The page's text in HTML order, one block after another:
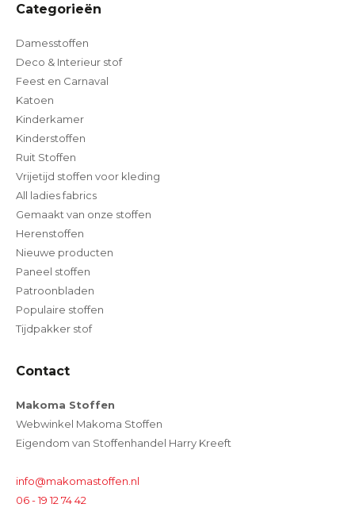
Categorieën
Damesstoffen
Deco & Interieur stof
Feest en Carnaval
Katoen
Kinderkamer
Kinderstoffen
Ruit Stoffen
Vrijetijd stoffen voor kleding
All ladies fabrics
Gemaakt van onze stoffen
Herenstoffen
Nieuwe producten
Paneel stoffen
Patroonbladen
Populaire stoffen
Tijdpakker stof
Contact
Makoma Stoffen
Webwinkel Makoma Stoffen
Eigendom van Stoffenhandel Harry Kreeft
info@makomastoffen.nl
06 - 19 12 74 42